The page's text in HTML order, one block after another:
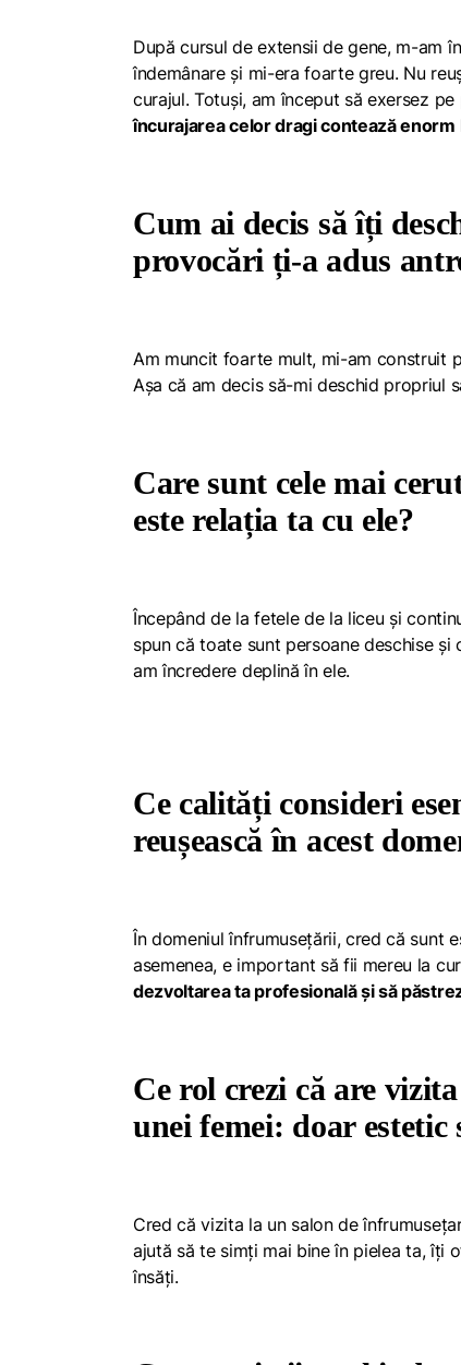
După cursul de extensii de gene, m-am
îndemânare și mi-era foarte greu. Nu
curajul. Totuși, am început să exersez
încurajarea celor dragi contează
Cum ai decis să îți
provocări ți-a adus
Am muncit foarte mult, mi-am construit
Așa că am decis să-mi deschid propriul
Care sunt cele mai
este relația ta cu ele?
Începând de la fetele de la liceu și
spun că toate sunt persoane deschise
am încredere deplină în ele.
Ce calități consideri
reușească în acest
În domeniul înfrumusețării, cred că sunt
asemenea, e important să fii mereu la
dezvoltarea ta profesională și să
Ce rol crezi că are
unei femei: doar estetic
Cred că vizita la un salon de
ajută să te simți mai bine în pielea ta, îți
însăți.